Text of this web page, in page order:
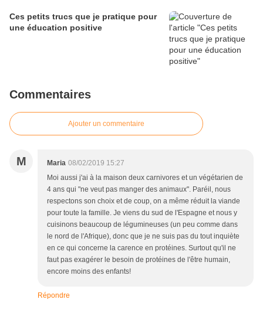
Ces petits trucs que je pratique pour
une éducation positive
Commentaires
Ajouter un commentaire
M Maria 08/02/2019 15:27
Moi aussi j'ai à la maison deux carnivores et un végétarien de
4 ans qui "ne veut pas manger des animaux". Paréil, nous
respectons son choix et de coup, on a même réduit la viande
pour toute la famille. Je viens du sud de l'Espagne et nous y
cuisinons beaucoup de légumineuses (un peu comme dans
le nord de l'Afrique), donc que je ne suis pas du tout inquiète
en ce qui concerne la carence en protéines. Surtout qu'il ne
faut pas exagérer le besoin de protéines de l'être humain,
encore moins des enfants!
Répondre